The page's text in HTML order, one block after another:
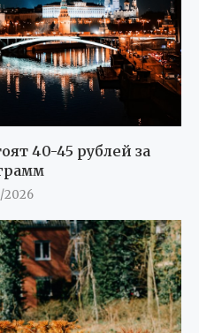
40-45 рублей за
2026